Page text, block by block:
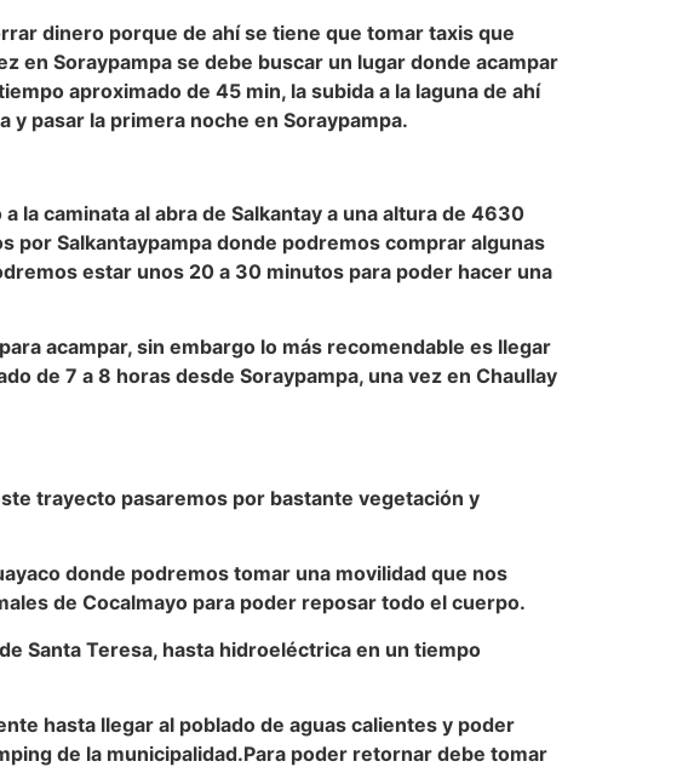
dinero porque de ahí se tiene que tomar taxis que
en Soraypampa se debe buscar un lugar donde acampar
aproximado de 45 min, la subida a la laguna de ahí
y pasar la primera noche en Soraypampa.
la caminata al abra de Salkantay a una altura de 4630
por Salkantaypampa donde podremos comprar algunas
estar unos 20 a 30 minutos para poder hacer una
acampar, sin embargo lo más recomendable es llegar
de 7 a 8 horas desde Soraypampa, una vez en Chaullay
trayecto pasaremos por bastante vegetación y
donde podremos tomar una movilidad que nos
de Cocalmayo para poder reposar todo el cuerpo.
Santa Teresa, hasta hidroeléctrica en un tiempo
hasta llegar al poblado de aguas calientes y poder
de la municipalidad.Para poder retornar debe tomar